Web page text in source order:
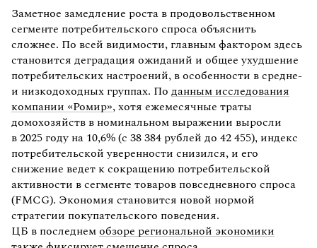
Заметное замедление роста в продовольственном
сегменте потребительского спроса объяснить
сложнее. По всей видимости, главным фактором здесь
становится деградация ожиданий и общее ухудшение
потребительских настроений, в особенности в средне-
и низкодоходных группах. По данным исследования
компании «Ромир», хотя ежемесячные траты
домохозяйств в номинальном выражении выросли
в 2025 году на 10,6% (с 38 384 рублей до 42 455), индекс
потребительской уверенности снизился, и его
снижение ведет к сокращению потребительской
активности в сегменте товаров повседневного спроса
(FMCG). Экономия становится новой нормой
стратегии покупательского поведения.
ЦБ в последнемобзоре региональной экономики